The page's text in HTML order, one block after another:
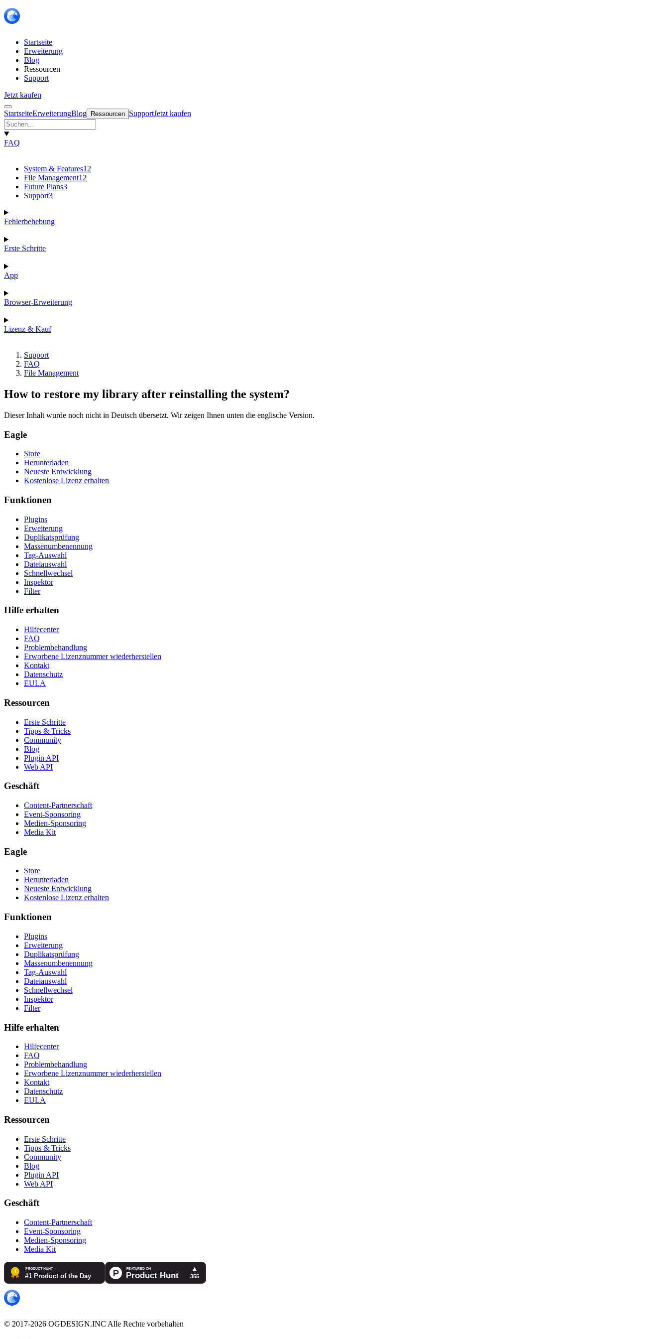
Startseite
Erweiterung
Blog
Ressourcen
Support
Jetzt kaufen
StartseiteErweiterungBlog Ressourcen SupportJetzt kaufen
FAQ
System & Features12
File Management12
Future Plans3
Support3
Fehlerbehebung
Erste Schritte
App
Browser-Erweiterung
Lizenz & Kauf
Support
FAQ
File Management
How to restore my library after reinstalling the system?
Dieser Inhalt wurde noch nicht in Deutsch übersetzt. Wir zeigen Ihnen unten die englische Version.
Eagle
Store
Herunterladen
Neueste Entwicklung
Kostenlose Lizenz erhalten
Funktionen
Plugins
Erweiterung
Duplikatsprüfung
Massenumbenennung
Tag-Auswahl
Dateiauswahl
Schnellwechsel
Inspektor
Filter
Hilfe erhalten
Hilfecenter
FAQ
Problembehandlung
Erworbene Lizenznummer wiederherstellen
Kontakt
Datenschutz
EULA
Ressourcen
Erste Schritte
Tipps & Tricks
Community
Blog
Plugin API
Web API
Geschäft
Content-Partnerschaft
Event-Sponsoring
Medien-Sponsoring
Media Kit
Eagle
Store
Herunterladen
Neueste Entwicklung
Kostenlose Lizenz erhalten
Funktionen
Plugins
Erweiterung
Duplikatsprüfung
Massenumbenennung
Tag-Auswahl
Dateiauswahl
Schnellwechsel
Inspektor
Filter
Hilfe erhalten
Hilfecenter
FAQ
Problembehandlung
Erworbene Lizenznummer wiederherstellen
Kontakt
Datenschutz
EULA
Ressourcen
Erste Schritte
Tipps & Tricks
Community
Blog
Plugin API
Web API
Geschäft
Content-Partnerschaft
Event-Sponsoring
Medien-Sponsoring
Media Kit
© 2017-2026 OGDESIGN.INC Alle Rechte vorbehalten